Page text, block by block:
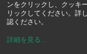
ンをクリックし、クッキ
リックしてください。詳
認ください。
詳細を見る ...